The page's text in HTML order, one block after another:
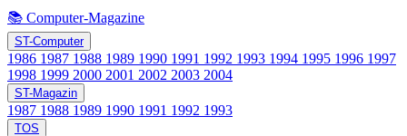
📚 Computer-Magazine
ST-Computer
1986 1987 1988 1989 1990 1991 1992 1993 1994 1995 1996 1997
1998 1999 2000 2001 2002 2003 2004
ST-Magazin
1987 1988 1989 1990 1991 1992 1993
TOS